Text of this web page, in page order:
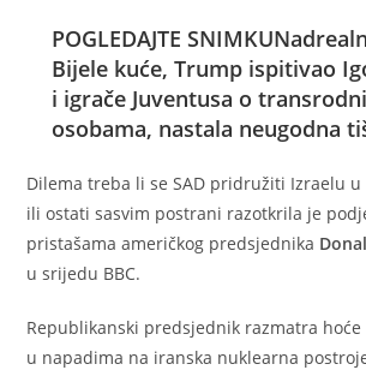
POGLEDAJTE SNIMKU
Bijele kuće, Trump ispitivao
i igrače Juventusa o
osobama, nastala neugodna
Dilema treba li se SAD pridružiti Izraelu
ili ostati sasvim postrani razotkrila je
pristašama američkog predsjednika
u srijedu BBC.
Republikanski predsjednik razmatra
u napadima na iranska nuklearna